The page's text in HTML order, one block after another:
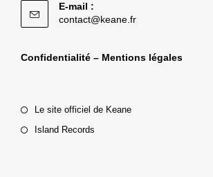
E-mail :
contact@keane.fr
Confidentialité – Mentions légales
Le site officiel de Keane
Island Records